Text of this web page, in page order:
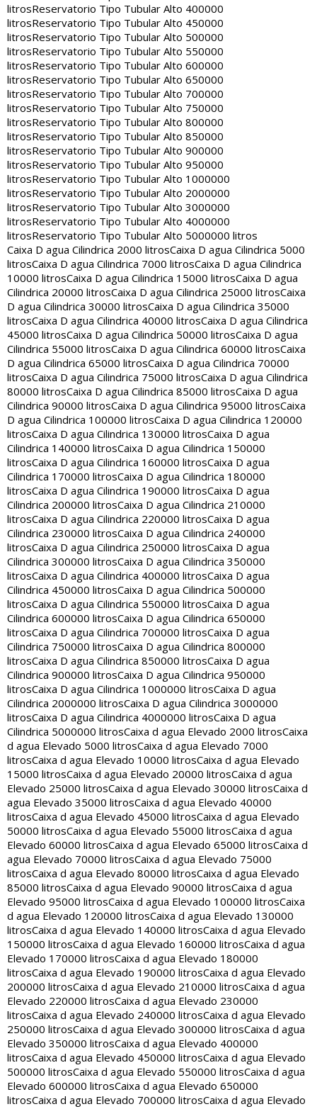
litrosReservatorio Tipo Tubular Alto 400000
litrosReservatorio Tipo Tubular Alto 450000
litrosReservatorio Tipo Tubular Alto 500000
litrosReservatorio Tipo Tubular Alto 550000
litrosReservatorio Tipo Tubular Alto 600000
litrosReservatorio Tipo Tubular Alto 650000
litrosReservatorio Tipo Tubular Alto 700000
litrosReservatorio Tipo Tubular Alto 750000
litrosReservatorio Tipo Tubular Alto 800000
litrosReservatorio Tipo Tubular Alto 850000
litrosReservatorio Tipo Tubular Alto 900000
litrosReservatorio Tipo Tubular Alto 950000
litrosReservatorio Tipo Tubular Alto 1000000
litrosReservatorio Tipo Tubular Alto 2000000
litrosReservatorio Tipo Tubular Alto 3000000
litrosReservatorio Tipo Tubular Alto 4000000
litrosReservatorio Tipo Tubular Alto 5000000 litros
Caixa D agua Cilindrica 2000 litrosCaixa D agua Cilindrica 5000
litrosCaixa D agua Cilindrica 7000 litrosCaixa D agua Cilindrica
10000 litrosCaixa D agua Cilindrica 15000 litrosCaixa D agua
Cilindrica 20000 litrosCaixa D agua Cilindrica 25000 litrosCaixa
D agua Cilindrica 30000 litrosCaixa D agua Cilindrica 35000
litrosCaixa D agua Cilindrica 40000 litrosCaixa D agua Cilindrica
45000 litrosCaixa D agua Cilindrica 50000 litrosCaixa D agua
Cilindrica 55000 litrosCaixa D agua Cilindrica 60000 litrosCaixa
D agua Cilindrica 65000 litrosCaixa D agua Cilindrica 70000
litrosCaixa D agua Cilindrica 75000 litrosCaixa D agua Cilindrica
80000 litrosCaixa D agua Cilindrica 85000 litrosCaixa D agua
Cilindrica 90000 litrosCaixa D agua Cilindrica 95000 litrosCaixa
D agua Cilindrica 100000 litrosCaixa D agua Cilindrica 120000
litrosCaixa D agua Cilindrica 130000 litrosCaixa D agua
Cilindrica 140000 litrosCaixa D agua Cilindrica 150000
litrosCaixa D agua Cilindrica 160000 litrosCaixa D agua
Cilindrica 170000 litrosCaixa D agua Cilindrica 180000
litrosCaixa D agua Cilindrica 190000 litrosCaixa D agua
Cilindrica 200000 litrosCaixa D agua Cilindrica 210000
litrosCaixa D agua Cilindrica 220000 litrosCaixa D agua
Cilindrica 230000 litrosCaixa D agua Cilindrica 240000
litrosCaixa D agua Cilindrica 250000 litrosCaixa D agua
Cilindrica 300000 litrosCaixa D agua Cilindrica 350000
litrosCaixa D agua Cilindrica 400000 litrosCaixa D agua
Cilindrica 450000 litrosCaixa D agua Cilindrica 500000
litrosCaixa D agua Cilindrica 550000 litrosCaixa D agua
Cilindrica 600000 litrosCaixa D agua Cilindrica 650000
litrosCaixa D agua Cilindrica 700000 litrosCaixa D agua
Cilindrica 750000 litrosCaixa D agua Cilindrica 800000
litrosCaixa D agua Cilindrica 850000 litrosCaixa D agua
Cilindrica 900000 litrosCaixa D agua Cilindrica 950000
litrosCaixa D agua Cilindrica 1000000 litrosCaixa D agua
Cilindrica 2000000 litrosCaixa D agua Cilindrica 3000000
litrosCaixa D agua Cilindrica 4000000 litrosCaixa D agua
Cilindrica 5000000 litrosCaixa d agua Elevado 2000 litrosCaixa
d agua Elevado 5000 litrosCaixa d agua Elevado 7000
litrosCaixa d agua Elevado 10000 litrosCaixa d agua Elevado
15000 litrosCaixa d agua Elevado 20000 litrosCaixa d agua
Elevado 25000 litrosCaixa d agua Elevado 30000 litrosCaixa d
agua Elevado 35000 litrosCaixa d agua Elevado 40000
litrosCaixa d agua Elevado 45000 litrosCaixa d agua Elevado
50000 litrosCaixa d agua Elevado 55000 litrosCaixa d agua
Elevado 60000 litrosCaixa d agua Elevado 65000 litrosCaixa d
agua Elevado 70000 litrosCaixa d agua Elevado 75000
litrosCaixa d agua Elevado 80000 litrosCaixa d agua Elevado
85000 litrosCaixa d agua Elevado 90000 litrosCaixa d agua
Elevado 95000 litrosCaixa d agua Elevado 100000 litrosCaixa
d agua Elevado 120000 litrosCaixa d agua Elevado 130000
litrosCaixa d agua Elevado 140000 litrosCaixa d agua Elevado
150000 litrosCaixa d agua Elevado 160000 litrosCaixa d agua
Elevado 170000 litrosCaixa d agua Elevado 180000
litrosCaixa d agua Elevado 190000 litrosCaixa d agua Elevado
200000 litrosCaixa d agua Elevado 210000 litrosCaixa d agua
Elevado 220000 litrosCaixa d agua Elevado 230000
litrosCaixa d agua Elevado 240000 litrosCaixa d agua Elevado
250000 litrosCaixa d agua Elevado 300000 litrosCaixa d agua
Elevado 350000 litrosCaixa d agua Elevado 400000
litrosCaixa d agua Elevado 450000 litrosCaixa d agua Elevado
500000 litrosCaixa d agua Elevado 550000 litrosCaixa d agua
Elevado 600000 litrosCaixa d agua Elevado 650000
litrosCaixa d agua Elevado 700000 litrosCaixa d agua Elevado